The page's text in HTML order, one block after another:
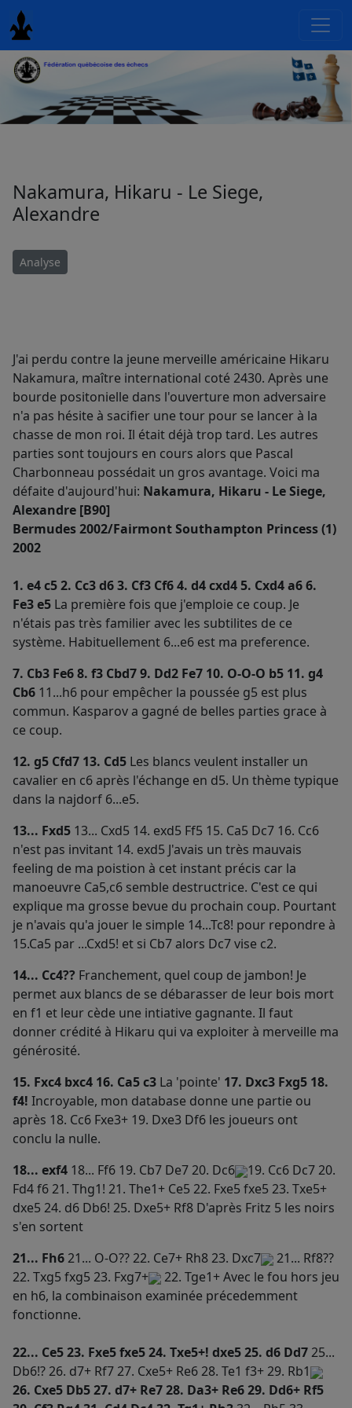
Nakamura, Hikaru - Le Siege,
Alexandre
Analyse
J'ai perdu contre la jeune merveille américaine Hikaru
Nakamura, maître international coté 2430. Après une
bourde positonielle dans l'ouverture mon adversaire
n'a pas hésite à sacifier une tour pour se lancer à la
chasse de mon roi. Il était déjà trop tard. Les autres
parties sont toujours en cours alors que Pascal
Charbonneau possédait un gros avantage. Voici ma
défaite d'aujourd'hui: Nakamura, Hikaru - Le Siege,
Alexandre [B90]
Bermudes 2002/Fairmont Southampton Princess (1)
2002
1. e4 c5 2. Cc3 d6 3. Cf3 Cf6 4. d4 cxd4 5. Cxd4 a6 6.
Fe3 e5 La première fois que j'emploie ce coup. Je
n'étais pas très familier avec les subtilites de ce
système. Habituellement 6...e6 est ma preference.
7. Cb3 Fe6 8. f3 Cbd7 9. Dd2 Fe7 10. O-O-O b5 11. g4
Cb6 11...h6 pour empêcher la poussée g5 est plus
commun. Kasparov a gagné de belles parties grace à
ce coup.
12. g5 Cfd7 13. Cd5 Les blancs veulent installer un
cavalier en c6 après l'échange en d5. Un thème typique
dans la najdorf 6...e5.
13... Fxd5 13... Cxd5 14. exd5 Ff5 15. Ca5 Dc7 16. Cc6
n'est pas invitant 14. exd5 J'avais un très mauvais
feeling de ma poistion à cet instant précis car la
manoeuvre Ca5,c6 semble destructrice. C'est ce qui
explique ma grosse bevue du prochain coup. Pourtant
je n'avais qu'a jouer le simple 14...Tc8! pour repondre à
15.Ca5 par ...Cxd5! et si Cb7 alors Dc7 vise c2.
14... Cc4?? Franchement, quel coup de jambon! Je
permet aux blancs de se débarasser de leur bois mort
en f1 et leur cède une intiative gagnante. Il faut
donner crédité à Hikaru qui va exploiter à merveille ma
générosité.
15. Fxc4 bxc4 16. Ca5 c3 La 'pointe' 17. Dxc3 Fxg5 18.
f4! Incroyable, mon database donne une partie ou
après 18. Cc6 Fxe3+ 19. Dxe3 Df6 les joueurs ont
conclu la nulle.
18... exf4 18... Ff6 19. Cb7 De7 20. Dc6
19. Cc6 Dc7 20.
Fd4 f6 21. Thg1! 21. The1+ Ce5 22. Fxe5 fxe5 23. Txe5+
dxe5 24. d6 Db6! 25. Dxe5+ Rf8 D'après Fritz 5 les noirs
s'en sortent
21... Fh621... O-O?? 22. Ce7+ Rh8 23. Dxc7
21... Rf8??
22. Txg5 fxg5 23. Fxg7+
22. Tge1+Avec le fou hors jeu
en h6, la combinaison examinée précedemment
fonctionne.
22... Ce5 23. Fxe5 fxe5 24. Txe5+! dxe5 25. d6 Dd725...
Db6!? 26. d7+ Rf7 27. Cxe5+ Re6 28. Te1 f3+ 29. Rb1
26. Cxe5 Db5 27. d7+ Re7 28. Da3+ Re6 29. Dd6+ Rf5